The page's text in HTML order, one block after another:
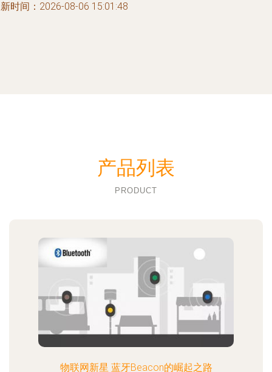
时间：2026-08-06 15:01:48
产品列表
PRODUCT
物联网新星 蓝牙Beacon的崛起之路